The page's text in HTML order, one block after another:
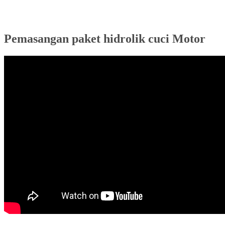
Pemasangan paket hidrolik cuci Motor